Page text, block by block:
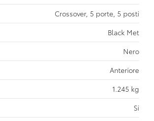
Crossover, 5 porte, 5 posti
Black Met
Nero
Anteriore
1.245 kg
Si